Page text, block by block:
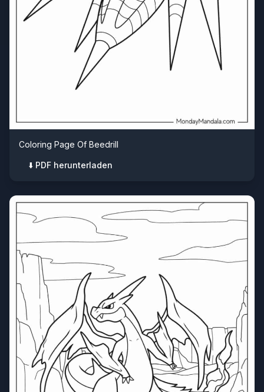
Coloring Page Of Beedrill
⬇️ PDF herunterladen